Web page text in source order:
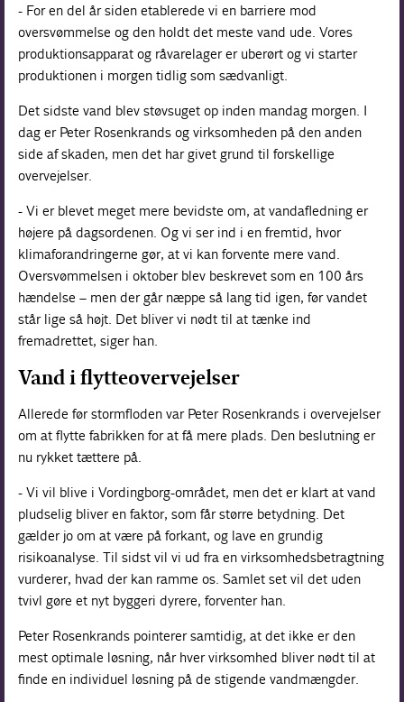
- For en del år siden etablerede vi en barriere mod
oversvømmelse og den holdt det meste vand ude. Vores
produktionsapparat og råvarelager er uberørt og vi starter
produktionen i morgen tidlig som sædvanligt.
Det sidste vand blev støvsuget op inden mandag morgen. I
dag er Peter Rosenkrands og virksomheden på den anden
side af skaden, men det har givet grund til forskellige
overvejelser.
- Vi er blevet meget mere bevidste om, at vandafledning er
højere på dagsordenen. Og vi ser ind i en fremtid, hvor
klimaforandringerne gør, at vi kan forvente mere vand.
Oversvømmelsen i oktober blev beskrevet som en 100 års
hændelse – men der går næppe så lang tid igen, før vandet
står lige så højt. Det bliver vi nødt til at tænke ind
fremadrettet, siger han.
Vand i flytteovervejelser
Allerede før stormfloden var Peter Rosenkrands i overvejelser
om at flytte fabrikken for at få mere plads. Den beslutning er
nu rykket tættere på.
- Vi vil blive i Vordingborg-området, men det er klart at vand
pludselig bliver en faktor, som får større betydning. Det
gælder jo om at være på forkant, og lave en grundig
risikoanalyse. Til sidst vil vi ud fra en virksomhedsbetragtning
vurderer, hvad der kan ramme os. Samlet set vil det uden
tvivl gøre et nyt byggeri dyrere, forventer han.
Peter Rosenkrands pointerer samtidig, at det ikke er den
mest optimale løsning, når hver virksomhed bliver nødt til at
finde en individuel løsning på de stigende vandmængder.